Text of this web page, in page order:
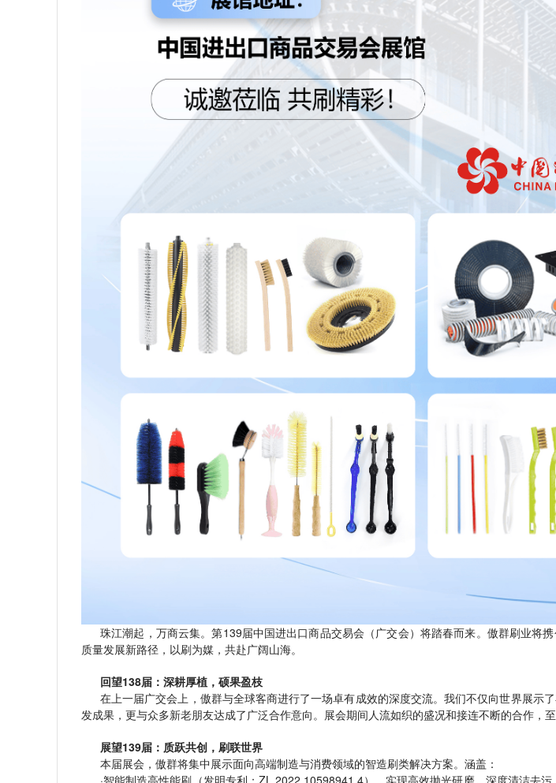
珠江潮起，万商云集。第139届中国进出口商品交易会（广交会）将踏春而来。傲群刷业将
质量发展新路径，以刷为媒，共赴广阔山海。
回望138届：深耕厚植，硕果盈枝
在上一届广交会上，傲群与全球客商进行了一场卓有成效的深度交流。我们不仅向世界展示
发成果，更与众多新老朋友达成了广泛合作意向。展会期间人流如织的盛况和接连不断的合作，至
展望139届：质跃共创，刷联世界
本届展会，傲群将集中展示面向高端制造与消费领域的智造刷类解决方案。涵盖：